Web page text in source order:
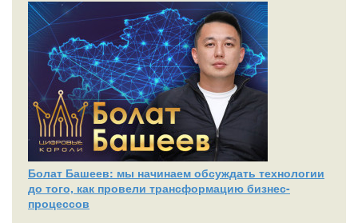
Болат Башеев: мы начинаем обсуждать технологии
до того, как провели трансформацию бизнес-
процессов